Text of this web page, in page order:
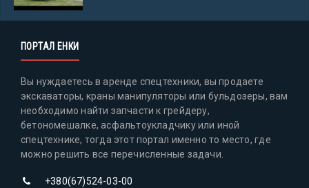
ПОРТАЛ ЕНКИ
Вы нуждаетесь в аренде спецтехники, вы продаете
экскаваторы, краны манипуляторы или бульдозеры, вам
необходимо найти запчасти к грейдеру,
бетономешалке, асфальтоукладчику или иной
спецтехнике, тогда этот портал именно то место, где
можно решить все перечисленные задачи.
+380(67)524-03-00